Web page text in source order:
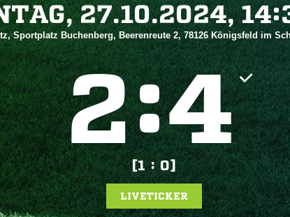

Sportplatz Buchenberg, Beerenreute 2, 78126 Königsfeld im
:
[1 : 0]
LIVETICKER